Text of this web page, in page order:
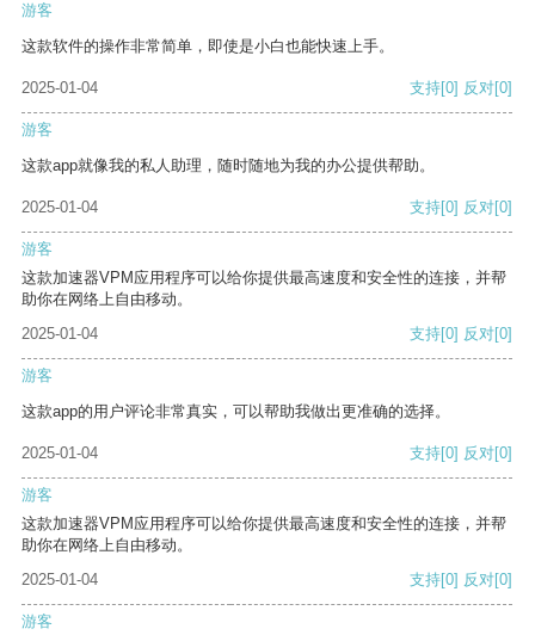
游客
这款软件的操作非常简单，即使是小白也能快速上手。
2025-01-04 支持[0] 反对[0]
游客
这款app就像我的私人助理，随时随地为我的办公提供帮助。
2025-01-04 支持[0] 反对[0]
游客
这款加速器VPM应用程序可以给你提供最高速度和安全性的连接，并帮
助你在网络上自由移动。
2025-01-04
支持[0] 反对[0]
游客
这款app的用户评论非常真实，可以帮助我做出更准确的选择。
2025-01-04 支持[0] 反对[0]
游客
这款加速器VPM应用程序可以给你提供最高速度和安全性的连接，并帮
助你在网络上自由移动。
2025-01-04
支持[0] 反对[0]
游客